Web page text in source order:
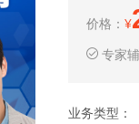
价格： ¥
专家
业务类型：